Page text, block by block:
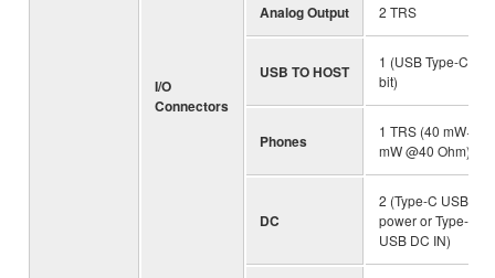
I/O
Connectors
Analog Output 2 TRS
USB TO HOST
1 (USB Type-C, 24-
bit)
Phones
1 TRS (40 mW+40
mW @40 Ohm)
DC
2 (Type-C USB bus
power or Type-C
USB DC IN)